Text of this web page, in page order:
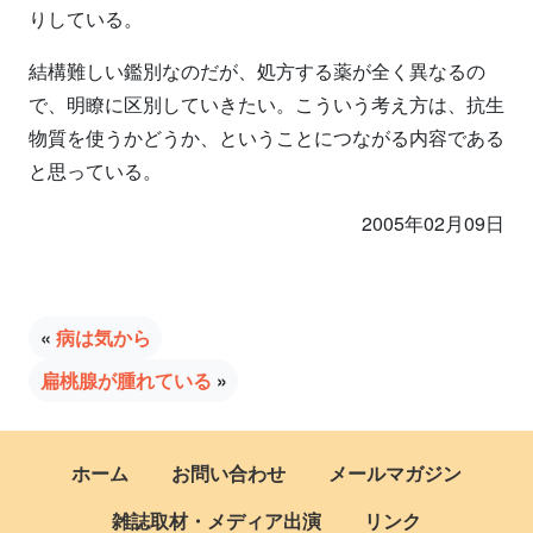
りしている。
結構難しい鑑別なのだが、処方する薬が全く異なるの
で、明瞭に区別していきたい。こういう考え方は、抗生
物質を使うかどうか、ということにつながる内容である
と思っている。
2005年02月09日
« 病は気から
扁桃腺が腫れている »
ホーム お問い合わせ
メールマガジン
雑誌取材・メディア出演
リンク